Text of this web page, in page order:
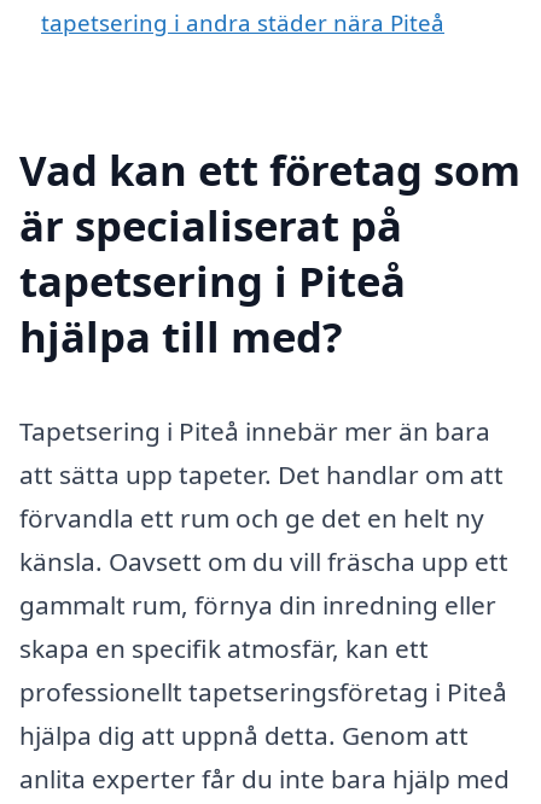
tapetsering i andra städer nära Piteå
Vad kan ett företag som
är specialiserat på
tapetsering i Piteå
hjälpa till med?
Tapetsering i Piteå innebär mer än bara
att sätta upp tapeter. Det handlar om att
förvandla ett rum och ge det en helt ny
känsla. Oavsett om du vill fräscha upp ett
gammalt rum, förnya din inredning eller
skapa en specifik atmosfär, kan ett
professionellt tapetseringsföretag i Piteå
hjälpa dig att uppnå detta. Genom att
anlita experter får du inte bara hjälp med